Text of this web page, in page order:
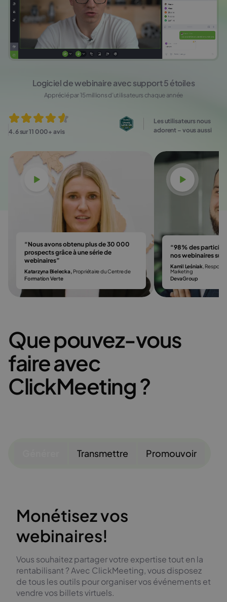
4.6 sur 11 000+ avis
Logiciel de webinaire avec support 5 étoiles
Apprécié par 15 millions d’utilisateurs chaque année
Les utilisateurs nous
adorent – vous aussi
Voir la vidéo
“Nous avons obtenu plus de 30 000
prospects grâce à une série de
webinaires”
Katarzyna Bielecka, Propriétaire du Centre de
Formation Verte
Voir la
“98% des
nos webinaires sur
Kamil Leśniak ,
Marketing
DevaGroup
Que pouvez-vous
faire avec
ClickMeeting ?
Transmettre Promouvoir
Monétisez vos
webinaires!
Vous souhaitez partager votre expertise tout en la
rentabilisant ? Avec ClickMeeting, vous disposez
de tous les outils pour organiser vos événements et
vendre vos billets virtuels.